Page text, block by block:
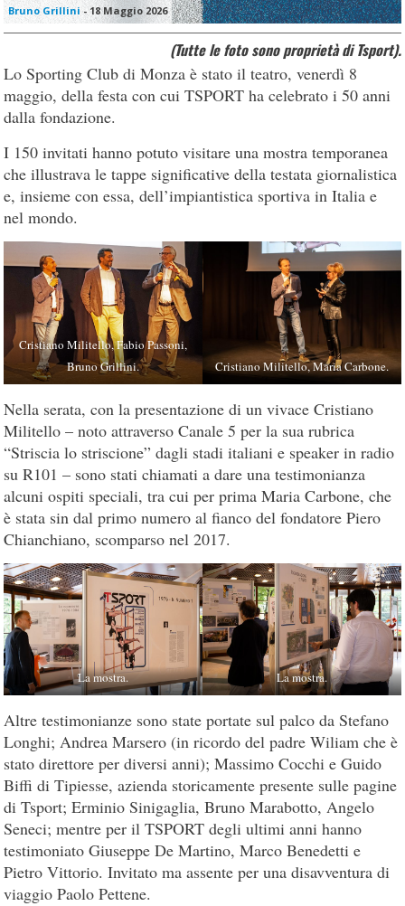
Bruno Grillini -18 Maggio 2026
(Tutte le foto sono proprietà di Tsport).
Lo Sporting Club di Monza è stato il teatro, venerdì 8
maggio, della festa con cui TSPORT ha celebrato i 50 anni
dalla fondazione.
I 150 invitati hanno potuto visitare una mostra temporanea
che illustrava le tappe significative della testata giornalistica
e, insieme con essa, dell’impiantistica sportiva in Italia e
nel mondo.
Cristiano Militello, Fabio Passoni,
Bruno Grillini.
Cristiano Militello, Maria Carbone.
Nella serata, con la presentazione di un vivace Cristiano
Militello – noto attraverso Canale 5 per la sua rubrica
“Striscia lo striscione” dagli stadi italiani e speaker in radio
su R101 – sono stati chiamati a dare una testimonianza
alcuni ospiti speciali, tra cui per prima Maria Carbone, che
è stata sin dal primo numero al fianco del fondatore Piero
Chianchiano, scomparso nel 2017.
La mostra. La mostra.
Altre testimonianze sono state portate sul palco da Stefano
Longhi; Andrea Marsero (in ricordo del padre Wiliam che è
stato direttore per diversi anni); Massimo Cocchi e Guido
Biffi di Tipiesse, azienda storicamente presente sulle pagine
di Tsport; Erminio Sinigaglia, Bruno Marabotto, Angelo
Seneci; mentre per il TSPORT degli ultimi anni hanno
testimoniato Giuseppe De Martino, Marco Benedetti e
Pietro Vittorio. Invitato ma assente per una disavventura di
viaggio Paolo Pettene.